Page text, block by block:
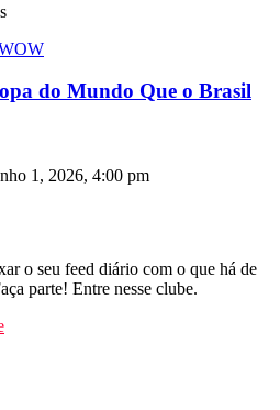
do Mundo Que o Brasil
1, 2026, 4:00 pm
o seu feed diário com o que há de
parte! Entre nesse clube.